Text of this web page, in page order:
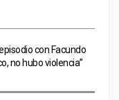
con Facundo
no hubo violencia”